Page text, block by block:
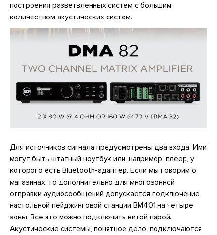
построения разветвленных систем с большим
количеством акустических систем.
Для источников сигнала предусмотрены два входа. Ими
могут быть штатный ноутбук или, например, плеер, у
которого есть Bluetooth-адаптер. Если мы говорим о
магазинах, то дополнительно для многозонной
отправки аудиосообщений допускается подключение
настольной пейджинговой станции BM401 на четыре
зоны. Все это можно подключить витой парой.
Акустические системы, понятное дело, подключаются